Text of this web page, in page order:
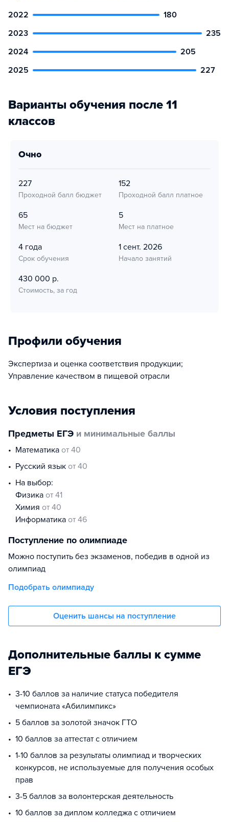
2022
180
2023
235
2024
205
2025
227
Варианты обучения после 11
классов
очно
227
Проходной балл бюджет
152
Проходной балл платное
65
Мест на бюджет
5
Мест на платное
4 года
Срок обучения
1 сент. 2026
Начало занятий
430 000 р.
Стоимость, за год
Профили обучения
Экспертиза и оценка соответствия продукции;
Управление качеством в пищевой отрасли
Условия поступления
Предметы ЕГЭ и минимальные баллы
математика от 40
русский язык от 40
На выбор:
физика от 41
химия от 40
информатика от 46
Поступление по олимпиаде
Можно поступить без экзаменов, победив в одной из
олимпиад
Подобрать олимпиаду
Оценить шансы на поступление
Дополнительные баллы к сумме
ЕГЭ
3-10 баллов за наличие статуса победителя
чемпионата «Абилимпикс»
5 баллов за золотой значок ГТО
10 баллов за аттестат с отличием
1-10 баллов за результаты олимпиад и творческих
конкурсов, не используемые для получения особых
прав
3-5 баллов за волонтерская деятельность
10 баллов за диплом колледжа с отличием